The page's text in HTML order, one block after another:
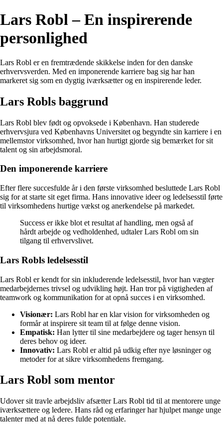
Lars Robl – En inspirerende
personlighed
Lars Robl er en fremtrædende skikkelse inden for den danske
erhvervsverden. Med en imponerende karriere bag sig har han
markeret sig som en dygtig iværksætter og en inspirerende leder.
Lars Robls baggrund
Lars Robl blev født og opvoksede i København. Han studerede
erhvervsjura ved Københavns Universitet og begyndte sin karriere i en
mellemstor virksomhed, hvor han hurtigt gjorde sig bemærket for sit
talent og sin arbejdsmoral.
Den imponerende karriere
Efter flere succesfulde år i den første virksomhed besluttede Lars Robl
sig for at starte sit eget firma. Hans innovative ideer og ledelsesstil førte
til virksomhedens hurtige vækst og anerkendelse på markedet.
Success er ikke blot et resultat af handling, men også af
hårdt arbejde og vedholdenhed, udtaler Lars Robl om sin
tilgang til erhvervslivet.
Lars Robls ledelsesstil
Lars Robl er kendt for sin inkluderende ledelsesstil, hvor han vægter
medarbejdernes trivsel og udvikling højt. Han tror på vigtigheden af
teamwork og kommunikation for at opnå succes i en virksomhed.
Visionær: Lars Robl har en klar vision for virksomheden og
formår at inspirere sit team til at følge denne vision.
Empatisk: Han lytter til sine medarbejdere og tager hensyn til
deres behov og ideer.
Innovativ: Lars Robl er altid på udkig efter nye løsninger og
metoder for at sikre virksomhedens fremgang.
Lars Robl som mentor
Udover sit travle arbejdsliv afsætter Lars Robl tid til at mentorere unge
iværksættere og ledere. Hans råd og erfaringer har hjulpet mange unge
talenter med at nå deres fulde potentiale.